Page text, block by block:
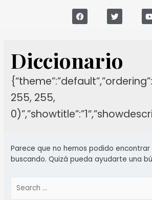
Diccionario
255, 255,
Parece que no hemos podido
buscando. Quizá pueda ayudarte una